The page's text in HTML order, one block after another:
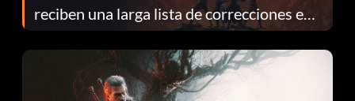
reciben una larga lista de correcciones en
el parche 1.0.4